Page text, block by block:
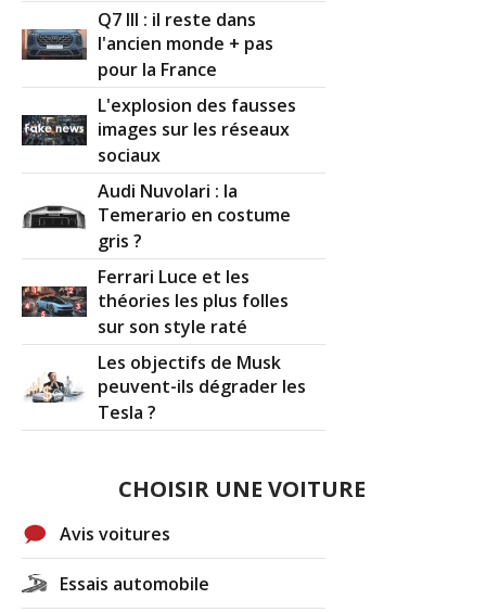
Q7 III : il reste dans
l'ancien monde + pas
pour la France
L'explosion des fausses
images sur les réseaux
sociaux
Audi Nuvolari : la
Temerario en costume
gris ?
Ferrari Luce et les
théories les plus folles
sur son style raté
Les objectifs de Musk
peuvent-ils dégrader les
Tesla ?
CHOISIR UNE VOITURE
Avis voitures
Essais automobile